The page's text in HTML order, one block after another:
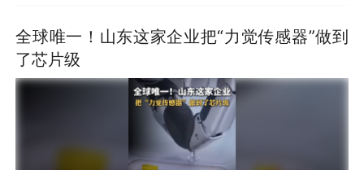
全球唯一！山东这家企业把“力觉传感器”做到
了芯片级